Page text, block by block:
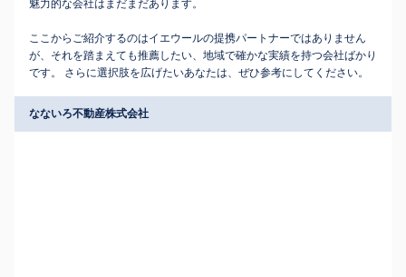
魅力的な会社はまだまだあります。
ここからご紹介するのはイエウールの提携パートナーではありません
が、それを踏まえても推薦したい、地域で確かな実績を持つ会社ばかり
です。 さらに選択肢を広げたいあなたは、ぜひ参考にしてください。
なないろ不動産株式会社